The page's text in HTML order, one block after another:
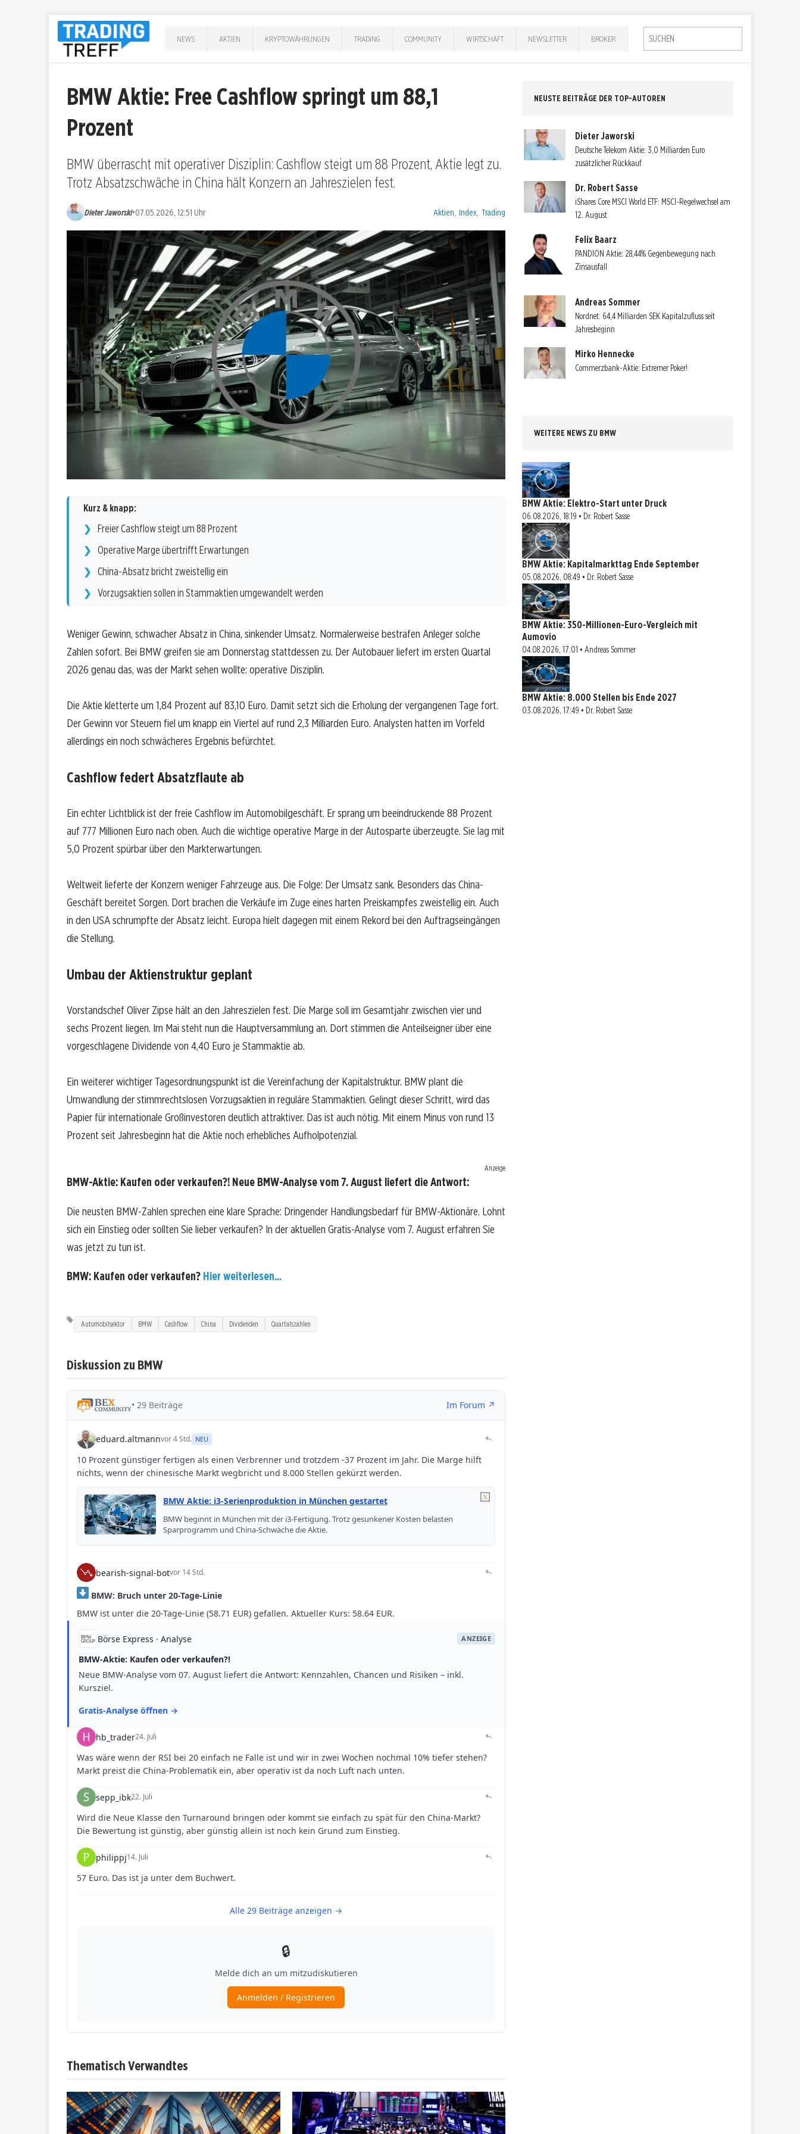
NEWS AKTIEN KRYPTOWÄHRUNGEN TRADING COMMUNITY WIRTSCHAFT NEWSLETTER BROKER
BMW Aktie: Free Cashflow springt um 88,1
Prozent
BMW überrascht mit operativer Disziplin: Cashflow steigt um 88 Prozent, Aktie legt zu.
Trotz Absatzschwäche in China hält Konzern an Jahreszielen fest.
Dieter Jaworski•07.05.2026, 12:51 Uhr Kategorien:
Aktien Index Trading
Kurz & knapp:
Freier Cashflow steigt um 88 Prozent
Operative Marge übertrifft Erwartungen
China-Absatz bricht zweistellig ein
Vorzugsaktien sollen in Stammaktien umgewandelt werden
Weniger Gewinn, schwacher Absatz in China, sinkender Umsatz. Normalerweise bestrafen Anleger solche
Zahlen sofort. Bei BMW greifen sie am Donnerstag stattdessen zu. Der Autobauer liefert im ersten Quartal
2026 genau das, was der Markt sehen wollte: operative Disziplin.
Die Aktie kletterte um 1,84 Prozent auf 83,10 Euro. Damit setzt sich die Erholung der vergangenen Tage fort.
Der Gewinn vor Steuern fiel um knapp ein Viertel auf rund 2,3 Milliarden Euro. Analysten hatten im Vorfeld
allerdings ein noch schwächeres Ergebnis befürchtet.
Cashflow federt Absatzflaute ab
Ein echter Lichtblick ist der freie Cashflow im Automobilgeschäft. Er sprang um beeindruckende 88 Prozent
auf 777 Millionen Euro nach oben. Auch die wichtige operative Marge in der Autosparte überzeugte. Sie lag mit
5,0 Prozent spürbar über den Markterwartungen.
Weltweit lieferte der Konzern weniger Fahrzeuge aus. Die Folge: Der Umsatz sank. Besonders das China-
Geschäft bereitet Sorgen. Dort brachen die Verkäufe im Zuge eines harten Preiskampfes zweistellig ein. Auch
in den USA schrumpfte der Absatz leicht. Europa hielt dagegen mit einem Rekord bei den Auftragseingängen
die Stellung.
Umbau der Aktienstruktur geplant
Vorstandschef Oliver Zipse hält an den Jahreszielen fest. Die Marge soll im Gesamtjahr zwischen vier und
sechs Prozent liegen. Im Mai steht nun die Hauptversammlung an. Dort stimmen die Anteilseigner über eine
vorgeschlagene Dividende von 4,40 Euro je Stammaktie ab.
Ein weiterer wichtiger Tagesordnungspunkt ist die Vereinfachung der Kapitalstruktur. BMW plant die
Umwandlung der stimmrechtslosen Vorzugsaktien in reguläre Stammaktien. Gelingt dieser Schritt, wird das
Papier für internationale Großinvestoren deutlich attraktiver. Das ist auch nötig. Mit einem Minus von rund 13
Prozent seit Jahresbeginn hat die Aktie noch erhebliches Aufholpotenzial.
Anzeige
BMW-Aktie: Kaufen oder verkaufen?! Neue BMW-Analyse vom 7. August liefert die Antwort:
Die neusten BMW-Zahlen sprechen eine klare Sprache: Dringender Handlungsbedarf für BMW-Aktionäre. Lohnt
sich ein Einstieg oder sollten Sie lieber verkaufen? In der aktuellen Gratis-Analyse vom 7. August erfahren Sie
was jetzt zu tun ist.
BMW: Kaufen oder verkaufen? Hier weiterlesen...
Automobilsektor BMW Cashflow China Dividenden Quartalszahlen
Diskussion zu BMW
Thematisch Verwandtes
NEUSTE BEITRÄGE DER TOP-AUTOREN
Dieter Jaworski
Deutsche Telekom Aktie: 3,0 Milliarden Euro
zusätzlicher Rückkauf
Dr. Robert Sasse
iShares Core MSCI World ETF: MSCI-Regelwechsel am
12. August
Felix Baarz
PANDION Aktie: 28,44% Gegenbewegung nach
Zinsausfall
Andreas Sommer
Nordnet: 64,4 Milliarden SEK Kapitalzufluss seit
Jahresbeginn
Mirko Hennecke
Commerzbank-Aktie: Extremer Poker!
WEITERE NEWS ZU BMW
BMW Aktie: Elektro-Start unter Druck
06.08.2026, 18:19 • Dr. Robert Sasse
BMW Aktie: Kapitalmarkttag Ende September
05.08.2026, 08:49 • Dr. Robert Sasse
BMW Aktie: 350-Millionen-Euro-Vergleich mit
Aumovio
04.08.2026, 17:01 • Andreas Sommer
BMW Aktie: 8.000 Stellen bis Ende 2027
03.08.2026, 17:49 • Dr. Robert Sasse